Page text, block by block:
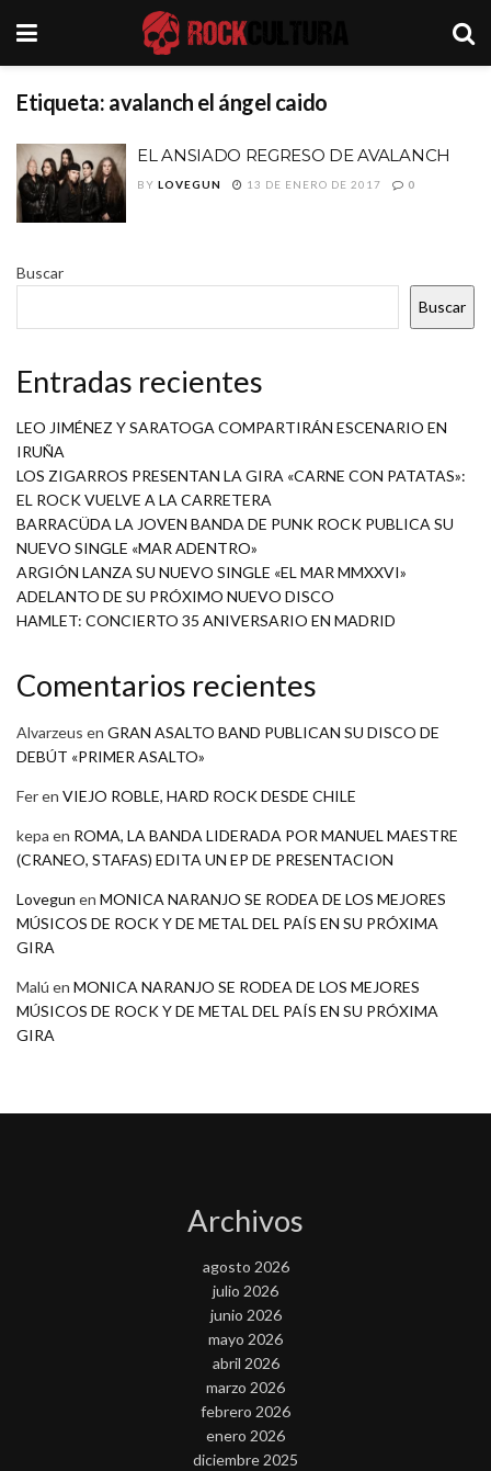
Etiqueta: avalanch el ángel caido
EL ANSIADO REGRESO DE AVALANCH
BY LOVEGUN 13 DE ENERO DE 2017 0
Buscar
Buscar
Entradas recientes
LEO JIMÉNEZ Y SARATOGA COMPARTIRÁN ESCENARIO EN
IRUÑA
LOS ZIGARROS PRESENTAN LA GIRA «CARNE CON PATATAS»:
EL ROCK VUELVE A LA CARRETERA
BARRACÜDA LA JOVEN BANDA DE PUNK ROCK PUBLICA SU
NUEVO SINGLE «MAR ADENTRO»
ARGIÓN LANZA SU NUEVO SINGLE «EL MAR MMXXVI»
ADELANTO DE SU PRÓXIMO NUEVO DISCO
HAMLET: CONCIERTO 35 ANIVERSARIO EN MADRID
Comentarios recientes
Alvarzeus en GRAN ASALTO BAND PUBLICAN SU DISCO DE
DEBÚT «PRIMER ASALTO»
Feren VIEJO ROBLE, HARD ROCK DESDE CHILE
kepa en ROMA, LA BANDA LIDERADA POR MANUEL MAESTRE
(CRANEO, STAFAS) EDITA UN EP DE PRESENTACION
Lovegun en MONICA NARANJO SE RODEA DE LOS MEJORES
MÚSICOS DE ROCK Y DE METAL DEL PAÍS EN SU PRÓXIMA
GIRA
Malú en MONICA NARANJO SE RODEA DE LOS MEJORES
MÚSICOS DE ROCK Y DE METAL DEL PAÍS EN SU PRÓXIMA
GIRA
Archivos
agosto 2026
julio 2026
junio 2026
mayo 2026
abril 2026
marzo 2026
febrero 2026
enero 2026
diciembre 2025